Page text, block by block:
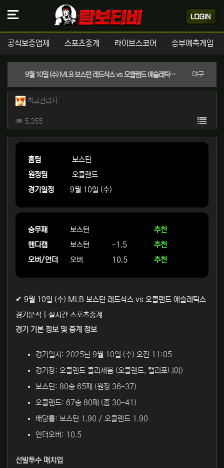
공식보증업체 스포츠중계 라이브스코어 승부예측게임
9월 10일 (수) MLB 보스턴 레드삭스 vs 오클랜드 애슬레틱스 경기분석 | 실시간 스포츠중계 야구분류
작성자 정보
최고관리자작성
컨텐츠 정보
5,355조회 목록
본문
홈팀
보스턴
원정팀
오클랜드
경기일정
9월 10일 (수)
승무패 보스턴
추천
핸디캡
보스턴 -1.5
추천
오버/언더
오버 10.5 추천
✔ 9월 10일 (수) MLB 보스턴 레드삭스 vs 오클랜드 애슬레틱스
경기분석 | 실시간 스포츠중계
경기 기본 정보 및 중계 정보
경기일시: 2025년 9월 10일 (수) 오전 11:05
경기장: 오클랜드 콜리세움 (오클랜드, 캘리포니아)
보스턴: 80승 65패 (원정 36-37)
오클랜드: 67승 80패 (홈 30-41)
배당률: 보스턴 1.90 / 오클랜드 1.90
언더오버: 10.5
선발투수 매치업